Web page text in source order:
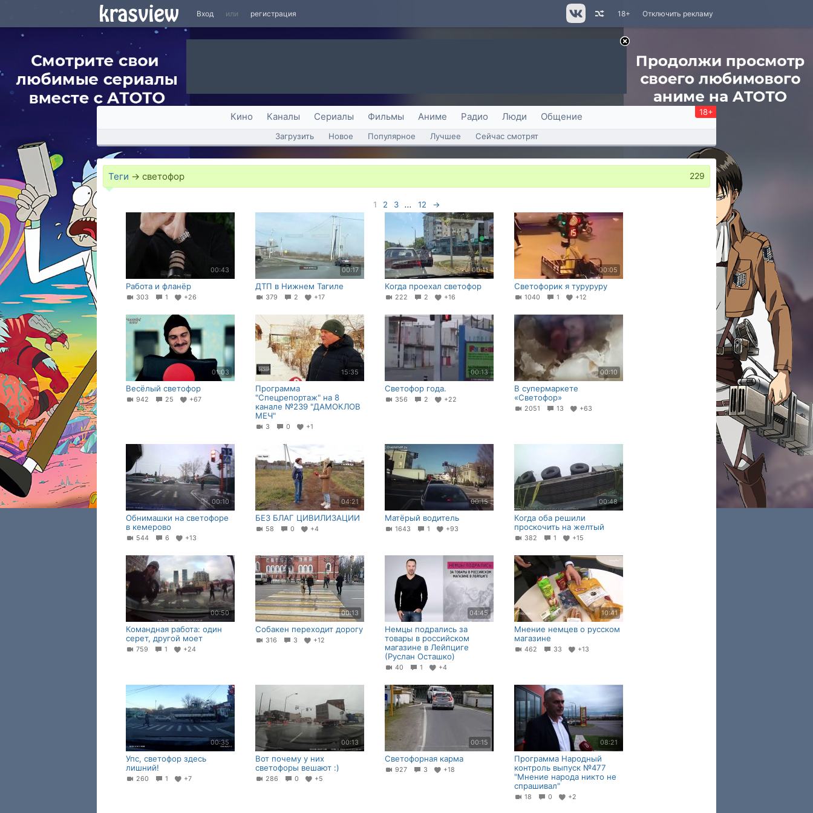
Вход или регистрация Отключить рекламу
18+
Кино Каналы Сериалы Фильмы Аниме Радио Люди Общение 18+
Загрузить Новое Популярное Лучшее Сейчас смотрят
Теги → светофор 229
1 2 3 ... 12 →
00:43
Работа и фланёр
303 1 +26
00:17
ДТП в Нижнем Тагиле
379 2 +17
00:11
Когда проехал светофор
222 2 +16
00:05
Светофорик я туруруру
1040 1 +12
01:03
Весёлый светофор
942 25 +67
15:35
Программа
"Спецрепортаж" на 8
канале №239 "ДАМОКЛОВ
МЕЧ"
3 0 +1
00:13
Светофор года.
356 2 +22
00:10
В супермаркете
«Светофор»
2051 13 +63
00:10
Обнимашки на светофоре
в кемерово
544 6 +13
04:21
БЕЗ БЛАГ ЦИВИЛИЗАЦИИ
58 0 +4
00:15
Матёрый водитель
1643 1 +93
00:48
Когда оба решили
проскочить на желтый
382 1 +15
00:50
Командная работа: один
серет, другой моет
759 1 +24
00:13
Собакен переходит дорогу
316 3 +12
04:45
Немцы подрались за
товары в российском
магазине в Лейпциге
(Руслан Осташко)
40 1 +4
10:41
Мнение немцев о русском
магазине
462 33 +13
00:35
Упс, светофор здесь
лишний!
260 1 +7
00:13
Вот почему у них
светофоры вешают :)
286 0 +5
00:15
Светофорная карма
927 3 +18
08:21
Программа Народный
контроль выпуск №477
"Мнение народа никто не
спрашивал"
18 0 +2